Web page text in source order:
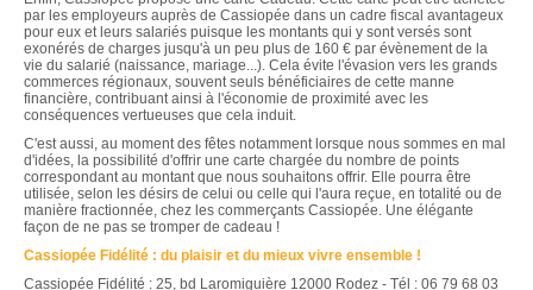
par les employeurs auprès de Cassiopée dans un cadre fiscal avantageux
pour eux et leurs salariés puisque les montants qui y sont versés sont
exonérés de charges jusqu'à un peu plus de 160 € par évènement de la
vie du salarié (naissance, mariage...). Cela évite l'évasion vers les grands
commerces régionaux, souvent seuls bénéficiaires de cette manne
financière, contribuant ainsi à l'économie de proximité avec les
conséquences vertueuses que cela induit.
C'est aussi, au moment des fêtes notamment lorsque nous sommes en mal
d'idées, la possibilité d'offrir une carte chargée du nombre de points
correspondant au montant que nous souhaitons offrir. Elle pourra être
utilisée, selon les désirs de celui ou celle qui l'aura reçue, en totalité ou de
manière fractionnée, chez les commerçants Cassiopée. Une élégante
façon de ne pas se tromper de cadeau !
Cassiopée Fidélité : du plaisir et du mieux vivre ensemble !
Cassiopée Fidélité : 25, bd Laromiguière 12000 Rodez - Tél : 06 79 68 03